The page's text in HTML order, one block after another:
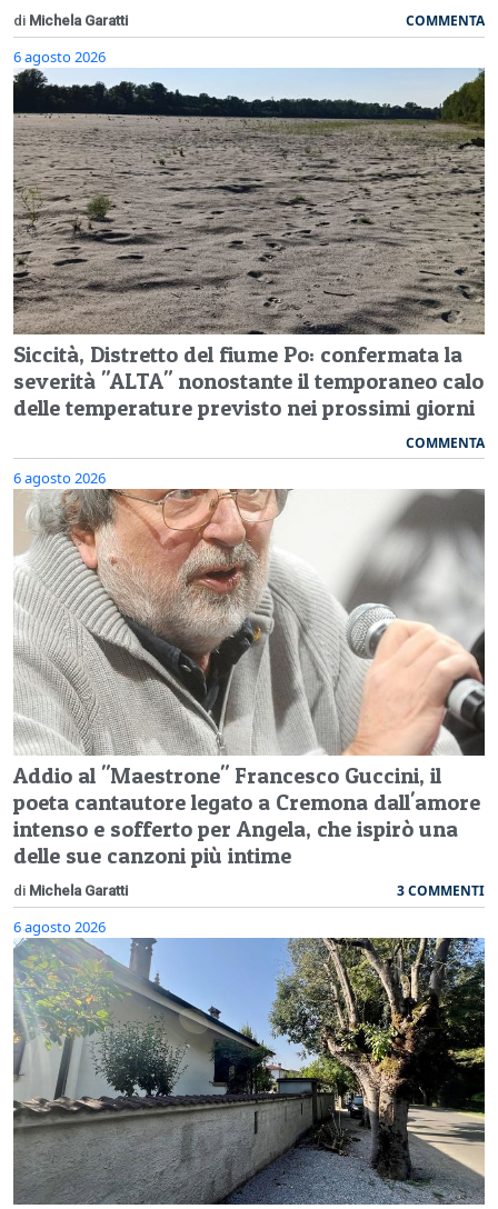
di Michela Garatti COMMENTA
6 agosto 2026
Siccità, Distretto del fiume Po: confermata la
severità "ALTA" nonostante il temporaneo calo
delle temperature previsto nei prossimi giorni
COMMENTA
6 agosto 2026
Addio al "Maestrone" Francesco Guccini, il
poeta cantautore legato a Cremona dall'amore
intenso e sofferto per Angela, che ispirò una
delle sue canzoni più intime
di Michela Garatti 3 COMMENTI
6 agosto 2026